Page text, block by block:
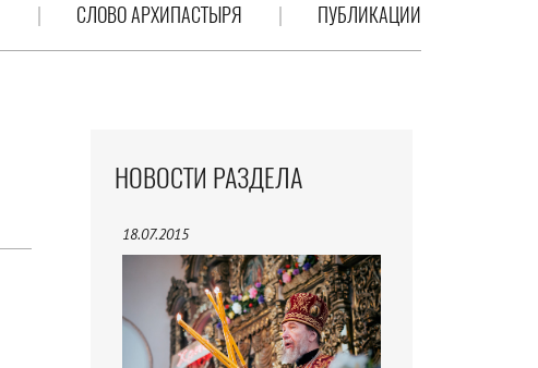
СЛОВО АРХИПАСТЫРЯ ПУБЛИКАЦИИ
НОВОСТИ РАЗДЕЛА
18.07.2015